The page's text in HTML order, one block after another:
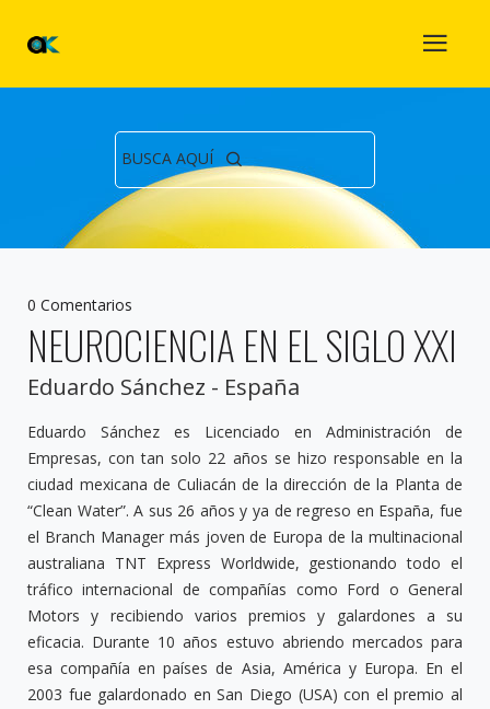
BUSCA AQUÍ
0 Comentarios
NEUROCIENCIA EN EL SIGLO XXI
Eduardo Sánchez - España
Eduardo Sánchez es Licenciado en Administración de
Empresas, con tan solo 22 años se hizo responsable en la
ciudad mexicana de Culiacán de la dirección de la Planta de
“Clean Water”. A sus 26 años y ya de regreso en España, fue
el Branch Manager más joven de Europa de la multinacional
australiana TNT Express Worldwide, gestionando todo el
tráfico internacional de compañías como Ford o General
Motors y recibiendo varios premios y galardones a su
eficacia. Durante 10 años estuvo abriendo mercados para
esa compañía en países de Asia, América y Europa. En el
2003 fue galardonado en San Diego (USA) con el premio al